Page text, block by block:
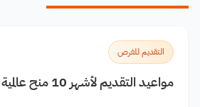
التقديم للفرص
مواعيد التقديم لأشهر 10 منح عالمية